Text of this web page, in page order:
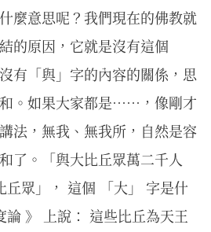
麼意思呢？我們現在的佛教就
的原因，它就是沒有這個
有「與」字的內容的關係，思
。如果大家都是……，像剛才
法，無我、無我所，自然是容
了。「與大比丘眾萬二千人
丘眾」， 這個 「大」 字是什
論 》 上說： 這些比丘為天王